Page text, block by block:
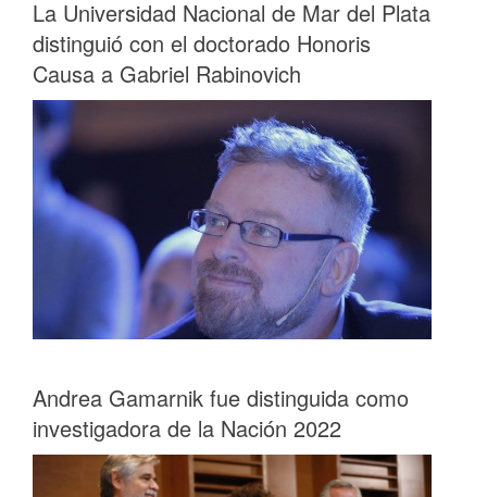
La Universidad Nacional de Mar del Plata
distinguió con el doctorado Honoris
Causa a Gabriel Rabinovich
Andrea Gamarnik fue distinguida como
investigadora de la Nación 2022